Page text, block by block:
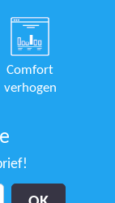
Comfort
verhogen